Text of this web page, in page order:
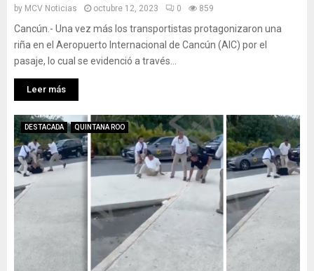
by MCV Noticias octubre 12, 2023 0 859
Cancún.- Una vez más los transportistas protagonizaron una
riña en el Aeropuerto Internacional de Cancún (AIC) por el
pasaje, lo cual se evidenció a través...
Leer más
DESTACADA QUINTANA ROO